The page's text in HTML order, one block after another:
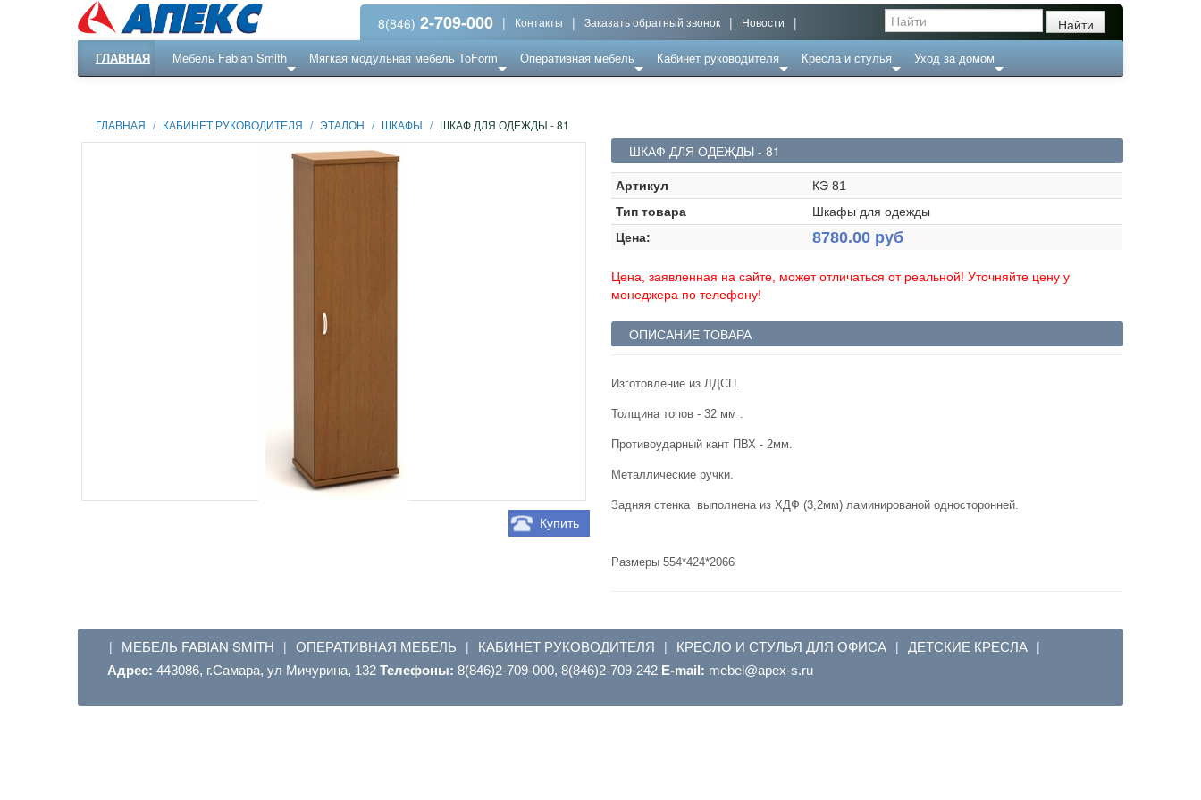
8(846) 2-709-000 | Контакты | Заказать обратный звонок | Новости |
ГЛАВНАЯ Мебель Fabian Smith Мягкая модульная мебель ToForm Оперативная мебель Кабинет руководителя Кресла и стулья Уход за домом
ГЛАВНАЯ / КАБИНЕТ РУКОВОДИТЕЛЯ / ЭТАЛОН / ШКАФЫ / ШКАФ ДЛЯ ОДЕЖДЫ - 81
Купить
ШКАФ ДЛЯ ОДЕЖДЫ - 81
Артикул
КЭ 81
Тип товара
Шкафы для одежды
Цена:
8780.00 руб
Цена, заявленная на сайте, может отличаться от реальной! Уточняйте цену у
менеджера по телефону!
ОПИСАНИЕ ТОВАРА
Изготовление из ЛДСП.
Толщина топов - 32 мм .
Противоударный кант ПВХ - 2мм.
Металлические ручки.
Задняя стенка выполнена из ХДФ (3,2мм) ламинированой односторонней.
Размеры 554*424*2066
| МЕБЕЛЬ FABIAN SMITH | ОПЕРАТИВНАЯ МЕБЕЛЬ | КАБИНЕТ РУКОВОДИТЕЛЯ | КРЕСЛО И СТУЛЬЯ ДЛЯ ОФИСА | ДЕТСКИЕ КРЕСЛА |
Адрес: 443086, г.Самара, ул Мичурина, 132 Телефоны: 8(846)2-709-000, 8(846)2-709-242 E-mail: ur.s-xepa@lebem